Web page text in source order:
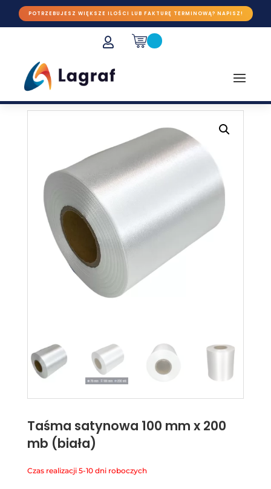
POTRZEBUJESZ WIĘKSZE ILOŚCI LUB FAKTURĘ TERMINOWĄ? NAPISZ!

Taśma satynowa 100 mm x 200
mb (biała)
Czas realizacji 5-10 dni roboczych